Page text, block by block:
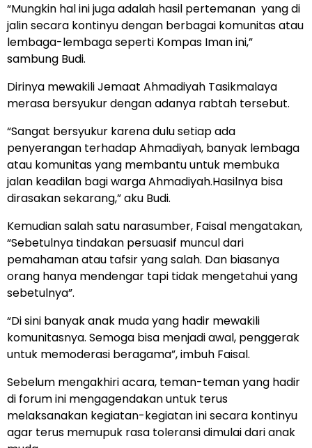
“Mungkin hal ini juga adalah hasil pertemanan yang di
jalin secara kontinyu dengan berbagai komunitas atau
lembaga-lembaga seperti Kompas Iman ini,”
sambung Budi.
Dirinya mewakili Jemaat Ahmadiyah Tasikmalaya
merasa bersyukur dengan adanya rabtah tersebut.
“Sangat bersyukur karena dulu setiap ada
penyerangan terhadap Ahmadiyah, banyak lembaga
atau komunitas yang membantu untuk membuka
jalan keadilan bagi warga Ahmadiyah.Hasilnya bisa
dirasakan sekarang,” aku Budi.
Kemudian salah satu narasumber, Faisal mengatakan,
“Sebetulnya tindakan persuasif muncul dari
pemahaman atau tafsir yang salah. Dan biasanya
orang hanya mendengar tapi tidak mengetahui yang
sebetulnya”.
“Di sini banyak anak muda yang hadir mewakili
komunitasnya. Semoga bisa menjadi awal, penggerak
untuk memoderasi beragama”, imbuh Faisal.
Sebelum mengakhiri acara, teman-teman yang hadir
di forum ini mengagendakan untuk terus
melaksanakan kegiatan-kegiatan ini secara kontinyu
agar terus memupuk rasa toleransi dimulai dari anak